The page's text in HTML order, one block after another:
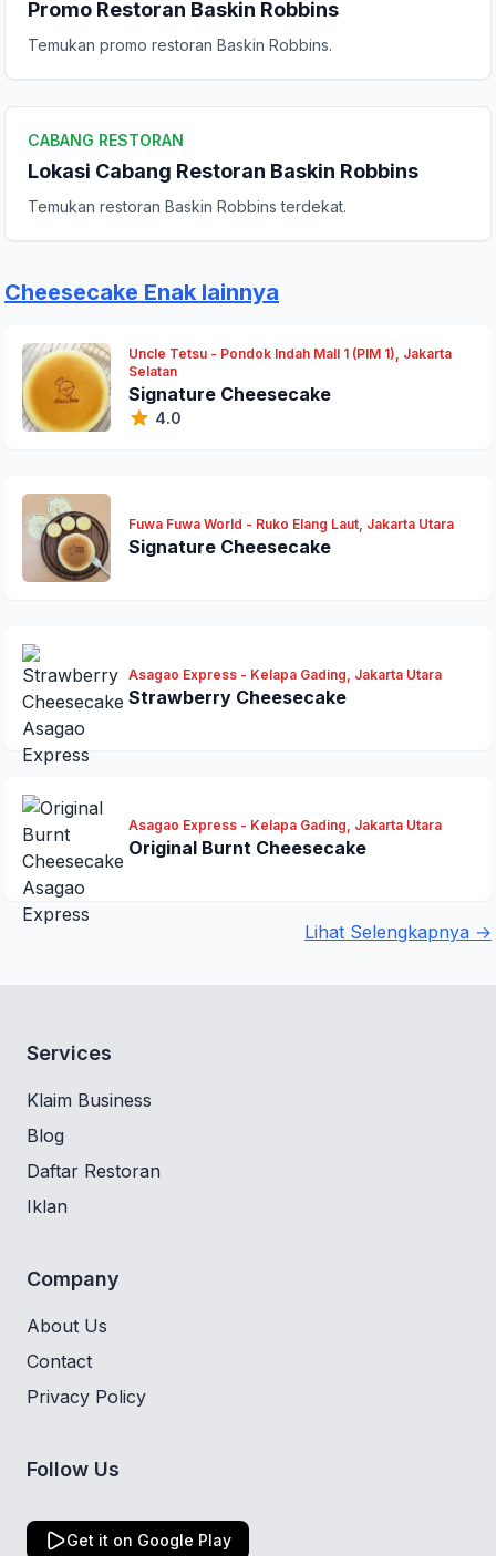
Promo Restoran Baskin Robbins
Temukan promo restoran Baskin Robbins.
CABANG RESTORAN
Lokasi Cabang Restoran Baskin Robbins
Temukan restoran Baskin Robbins terdekat.
Cheesecake Enak lainnya
Uncle Tetsu - Pondok Indah Mall 1 (PIM 1), Jakarta
Selatan
Signature Cheesecake
4.0
Fuwa Fuwa World - Ruko Elang Laut, Jakarta Utara
Signature Cheesecake
Asagao Express - Kelapa Gading, Jakarta Utara
Strawberry Cheesecake
Asagao Express - Kelapa Gading, Jakarta Utara
Original Burnt Cheesecake
Lihat Selengkapnya →
Peringkat Anda
Services
Klaim Business
Blog
Daftar Restoran
Iklan
Company
About Us
Contact
Privacy Policy
Follow Us
Get it on Google Play